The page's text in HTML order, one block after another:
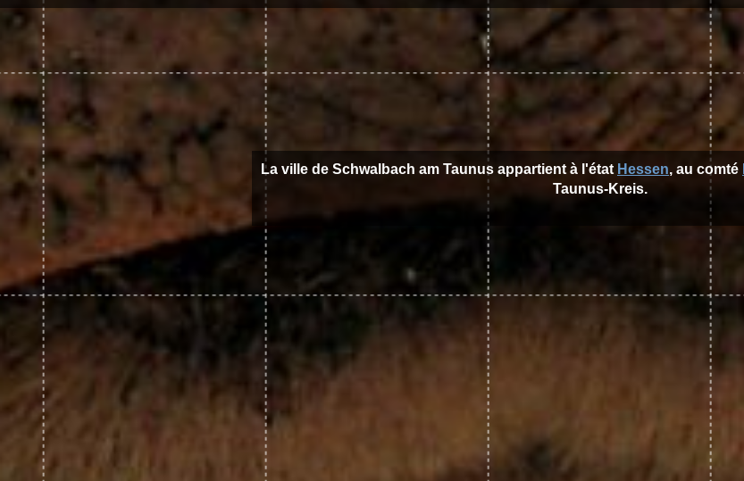
La ville de Schwalbach am Taunus appartient à l'état Hessen, au comté
Taunus-Kreis.